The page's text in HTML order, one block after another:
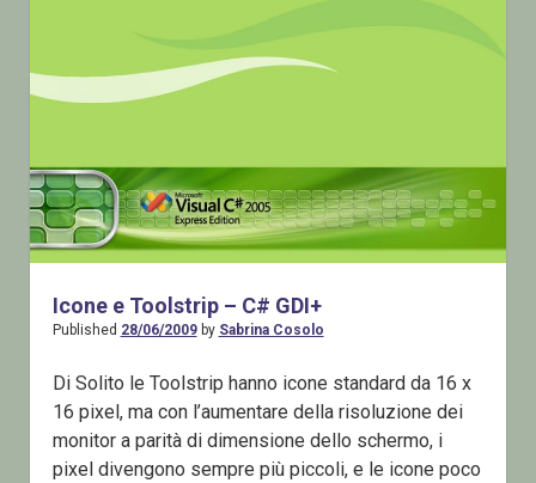
Icone e Toolstrip – C# GDI+
Published 28/06/2009by Sabrina Cosolo
Di Solito le Toolstrip hanno icone standard da 16 x
16 pixel, ma con l’aumentare della risoluzione dei
monitor a parità di dimensione dello schermo, i
pixel divengono sempre più piccoli, e le icone poco